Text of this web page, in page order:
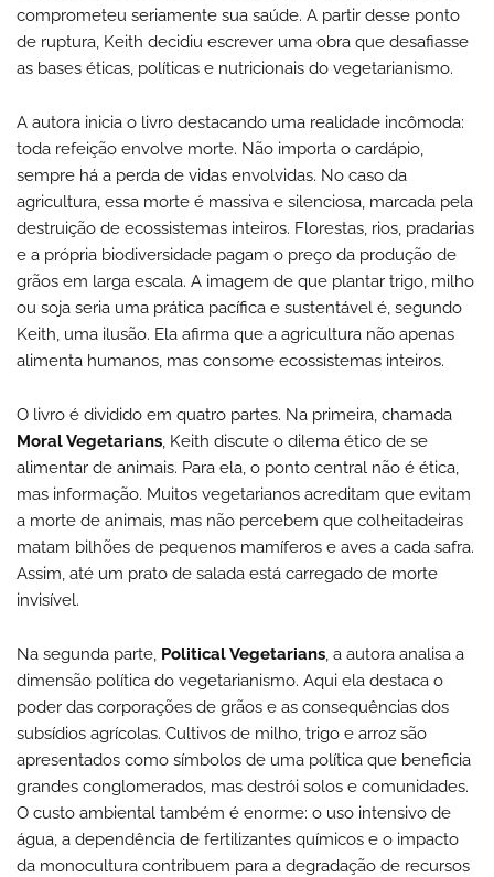
comprometeu seriamente sua saúde. A partir desse ponto
de ruptura, Keith decidiu escrever uma obra que desafiasse
as bases éticas, políticas e nutricionais do vegetarianismo.
A autora inicia o livro destacando uma realidade incômoda:
toda refeição envolve morte. Não importa o cardápio,
sempre há a perda de vidas envolvidas. No caso da
agricultura, essa morte é massiva e silenciosa, marcada pela
destruição de ecossistemas inteiros. Florestas, rios, pradarias
e a própria biodiversidade pagam o preço da produção de
grãos em larga escala. A imagem de que plantar trigo, milho
ou soja seria uma prática pacífica e sustentável é, segundo
Keith, uma ilusão. Ela afirma que a agricultura não apenas
alimenta humanos, mas consome ecossistemas inteiros.
O livro é dividido em quatro partes. Na primeira, chamada
Moral Vegetarians, Keith discute o dilema ético de se
alimentar de animais. Para ela, o ponto central não é ética,
mas informação. Muitos vegetarianos acreditam que evitam
a morte de animais, mas não percebem que colheitadeiras
matam bilhões de pequenos mamíferos e aves a cada safra.
Assim, até um prato de salada está carregado de morte
invisível.
Na segunda parte, Political Vegetarians, a autora analisa a
dimensão política do vegetarianismo. Aqui ela destaca o
poder das corporações de grãos e as consequências dos
subsídios agrícolas. Cultivos de milho, trigo e arroz são
apresentados como símbolos de uma política que beneficia
grandes conglomerados, mas destrói solos e comunidades.
O custo ambiental também é enorme: o uso intensivo de
água, a dependência de fertilizantes químicos e o impacto
da monocultura contribuem para a degradação de recursos